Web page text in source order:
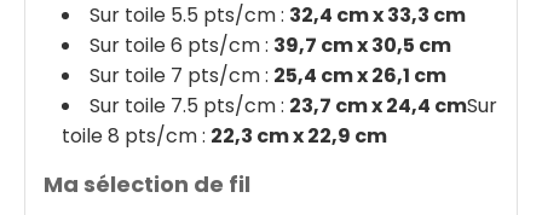
Sur toile 5.5 pts/cm : 32,4 cm x 33,3 cm
Sur toile 6 pts/cm : 39,7 cm x 30,5 cm
Sur toile 7 pts/cm : 25,4 cm x 26,1 cm
Sur toile 7.5 pts/cm : 23,7 cm x 24,4 cmSur
toile 8 pts/cm : 22,3 cm x 22,9 cm
Ma sélection de fil